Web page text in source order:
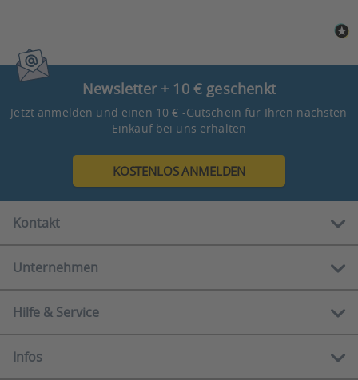
Newsletter + 10 € geschenkt
Jetzt anmelden und einen 10 € -Gutschein für Ihren nächsten
Einkauf bei uns erhalten
KOSTENLOS ANMELDEN
Kontakt
Kostenlose Hotline:
0800 888 90 80
Mo-Fr
10.00 - 12.00 Uhr
13.00 - 16.00 Uhr
Unternehmen
Über uns
Showrooms
Ratgeber
Hilfe & Service
Serviceportal
Infos